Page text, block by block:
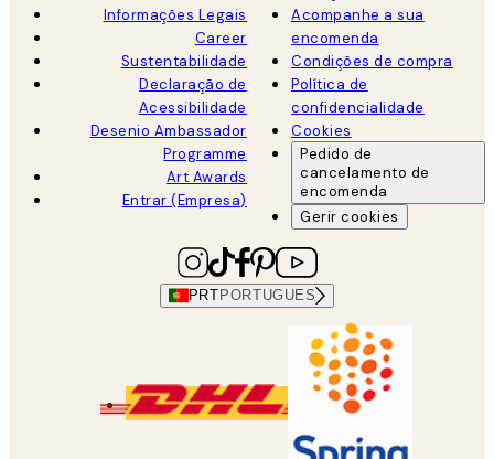
Informações Legais
Career
Sustentabilidade
Declaração de
Acessibilidade
Desenio Ambassador
Programme
Art Awards
Entrar (Empresa)
Acompanhe a sua
encomenda
Condições de compra
Política de
confidencialidade
Cookies
Pedido de
cancelamento de
encomenda
Gerir cookies
PRT PORTUGUES